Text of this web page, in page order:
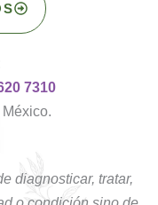
7310
diagnosticar, tratar,